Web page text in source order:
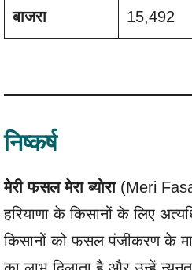
बाजरा 15,492
निष्कर्ष
मेरी फसल मेरा ब्योरा(Meri
हरियाणा के किसानों के लिए
किसानों को फसल पंजीकरण के